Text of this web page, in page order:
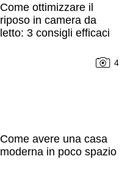
Come ottimizzare il
riposo in camera da
letto: 3 consigli efficaci
4
Come avere una casa
moderna in poco spazio